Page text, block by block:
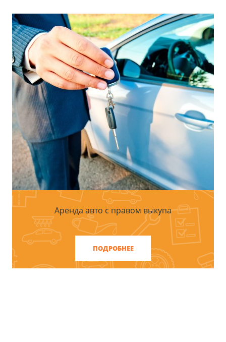
ЗАКАЗАТЬ КОНСУЛЬТАЦИЮ
Наша компания предлагает услугу по
аренде авто с дальнейшей
возможностью выкупа.
ЗАКАЗАТЬ КОНСУЛЬТАЦИЮ
Аренда авто с правом выкупа
ПОДРОБНЕЕ